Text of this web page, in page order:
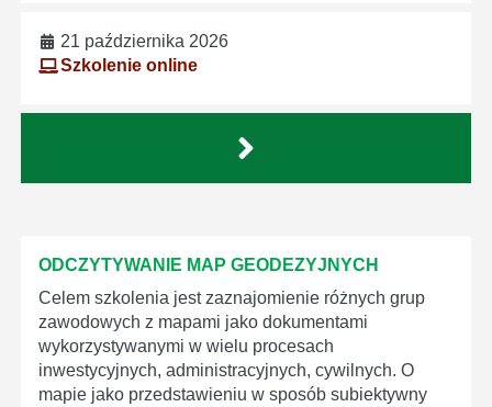
21 października 2026
Szkolenie online
ODCZYTYWANIE MAP GEODEZYJNYCH
Celem szkolenia jest zaznajomienie różnych grup
zawodowych z mapami jako dokumentami
wykorzystywanymi w wielu procesach
inwestycyjnych, administracyjnych, cywilnych. O
mapie jako przedstawieniu w sposób subiektywny